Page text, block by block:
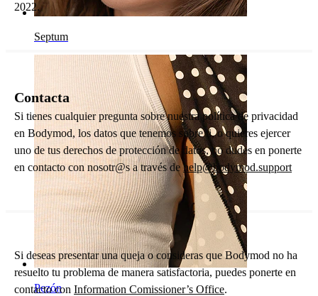
Septum
Pezón
2022.
Contacta
Si tienes cualquier pregunta sobre nuestra política de privacidad
en Bodymod, los datos que tenemos sobre ti, o quieres ejercer
uno de tus derechos de protección de datos, no dudes en ponerte
en contacto con nosotr@s a través dehelp@bodymod.support
Si deseas presentar una queja o consideras que Bodymod no ha
resuelto tu problema de manera satisfactoria, puedes ponerte en
contacto con Information Comissioner’s Office.